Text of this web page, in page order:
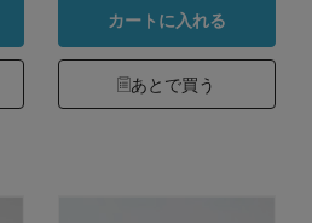
カートに入れる
あとで買う